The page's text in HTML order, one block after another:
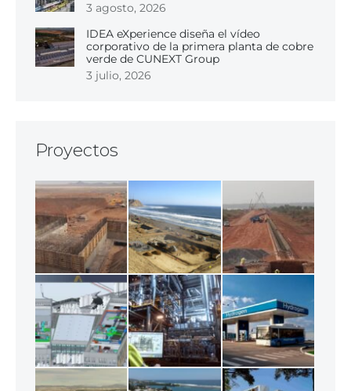
3 agosto, 2026
IDEA eXperience diseña el vídeo
corporativo de la primera planta de cobre
verde de CUNEXT Group
3 julio, 2026
Proyectos